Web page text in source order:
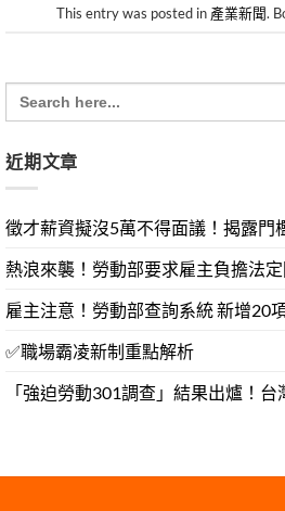
This entry was posted in 產業新聞.
Search
for:
近期文章
徵才薪資擬沒5萬不得面議！揭露門
熱浪來襲！勞動部要求雇主負擔法
雇主注意！勞動部查詢系統 新增20
✅職場霸凌新制重點解析
「強迫勞動301調查」結果出爐！台